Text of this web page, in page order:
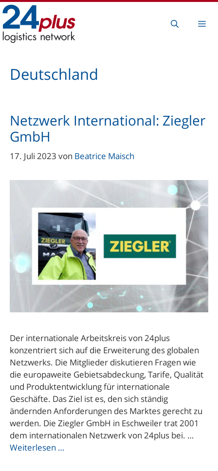
Zum
Inhalt
springen
Deutschland
Netzwerk International: Ziegler
GmbH
17. Juli 2023 von Beatrice Maisch
Der internationale Arbeitskreis von 24plus
konzentriert sich auf die Erweiterung des globalen
Netzwerks. Die Mitglieder diskutieren Fragen wie
die europaweite Gebietsabdeckung, Tarife, Qualität
und Produktentwicklung für internationale
Geschäfte. Das Ziel ist es, den sich ständig
ändernden Anforderungen des Marktes gerecht zu
werden. Die Ziegler GmbH in Eschweiler trat 2001
dem internationalen Netzwerk von 24plus bei. …
Weiterlesen …